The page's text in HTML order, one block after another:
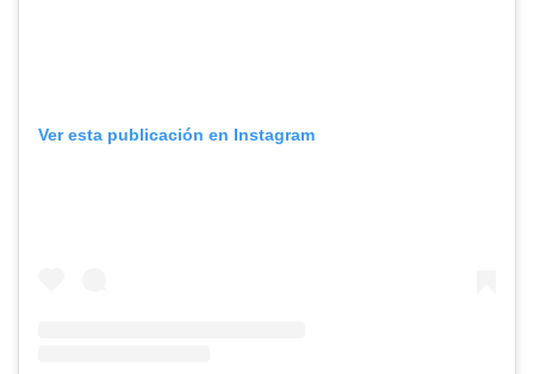
Ver esta publicación en Instagram